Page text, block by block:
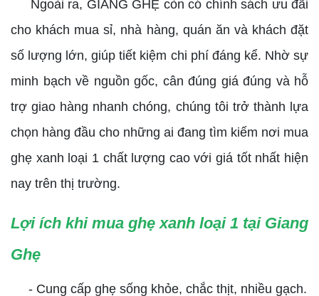
Ngoài ra, GIANG GHẸ còn có chính sách ưu đãi
cho khách mua sỉ, nhà hàng, quán ăn và khách đặt
số lượng lớn, giúp tiết kiệm chi phí đáng kể. Nhờ sự
minh bạch về nguồn gốc, cân đúng giá đúng và hỗ
trợ giao hàng nhanh chóng, chúng tôi trở thành lựa
chọn hàng đầu cho những ai đang tìm kiếm nơi mua
ghẹ xanh loại 1 chất lượng cao với giá tốt nhất hiện
nay trên thị trường.
Lợi ích khi mua ghẹ xanh loại 1 tại Giang
Ghẹ
- Cung cấp ghẹ sống khỏe, chắc thịt, nhiều gạch.